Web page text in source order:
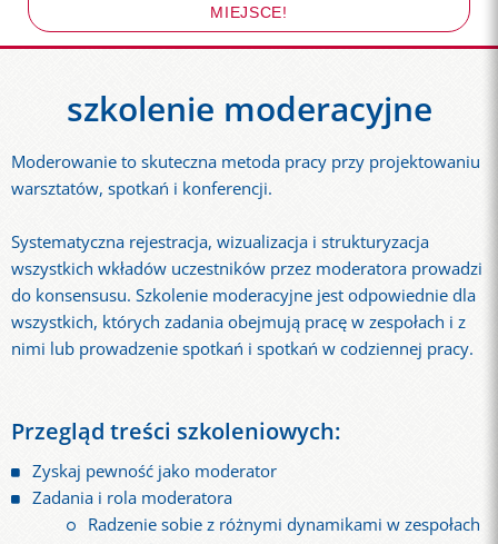
MIEJSCE!
szkolenie moderacyjne
Moderowanie to skuteczna metoda pracy przy projektowaniu
warsztatów, spotkań i konferencji.
Systematyczna rejestracja, wizualizacja i strukturyzacja
wszystkich wkładów uczestników przez moderatora prowadzi
do konsensusu. Szkolenie moderacyjne jest odpowiednie dla
wszystkich, których zadania obejmują pracę w zespołach i z
nimi lub prowadzenie spotkań i spotkań w codziennej pracy.
Przegląd treści szkoleniowych:
Zyskaj pewność jako moderator
Zadania i rola moderatora
Radzenie sobie z różnymi dynamikami w zespołach